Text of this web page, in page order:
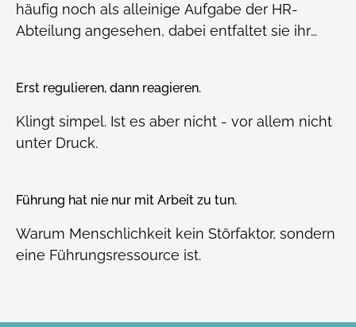
häufig noch als alleinige Aufgabe der HR-
Abteilung angesehen, dabei entfaltet sie ihr
Erst regulieren, dann reagieren.
Klingt simpel. Ist es aber nicht - vor allem nicht
unter Druck.
Führung hat nie nur mit Arbeit zu tun.
Warum Menschlichkeit kein Störfaktor, sondern
eine Führungsressource ist.